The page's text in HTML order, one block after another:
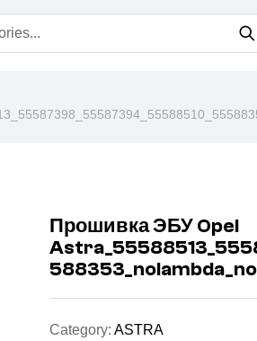
Прошивка ЭБУ Opel
Category:ASTRA